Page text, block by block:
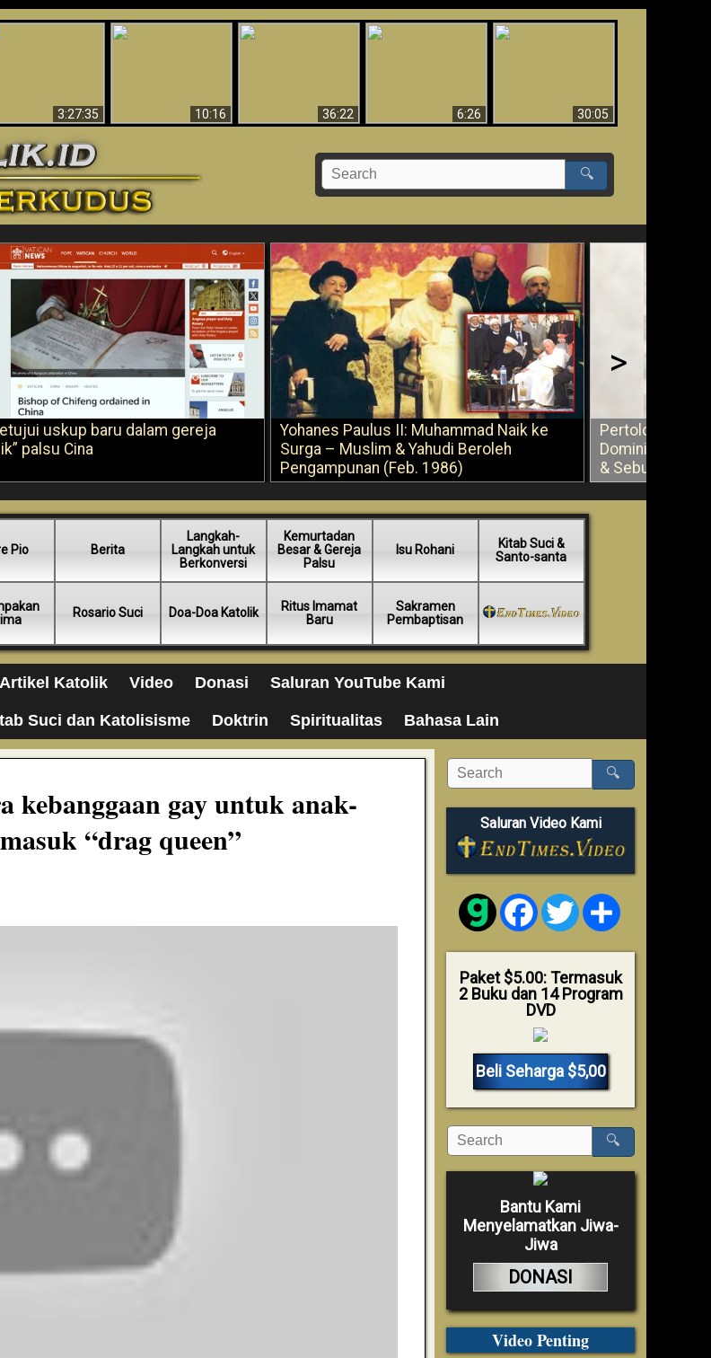
3:27:35
Video (Edisi Final)
10:16
36:22
6:26
30:05
🔍
uskup baru dalam gereja
palsu Cina
Yohanes Paulus II: Muhammad Naik ke
Surga – Muslim & Yahudi Beroleh
Pengampunan (Feb. 1986)
Pertolongan
Dominikus
& Sebuah Saran
>
Pio Berita
Langkah-
Langkah untuk
Berkonversi
Kemurtadan
Besar & Gereja
Palsu
Isu Rohani
Kitab Suci &
Santo-santa
Rosario Suci Doa-Doa Katolik
Ritus Imamat
Baru
Sakramen
Pembaptisan
Artikel Katolik Video Donasi Saluran YouTube Kami
Suci dan Katolisisme Doktrin Spiritualitas Bahasa Lain
kebanggaan gay untuk anak-
“drag queen”
🔍
Saluran Video Kami
FacebookTwitter
Paket $5.00: Termasuk
2 Buku dan 14 Program
DVD
Beli Seharga $5,00
🔍
Bantu Kami
Menyelamatkan Jiwa-
Jiwa
DONASI
Video Penting